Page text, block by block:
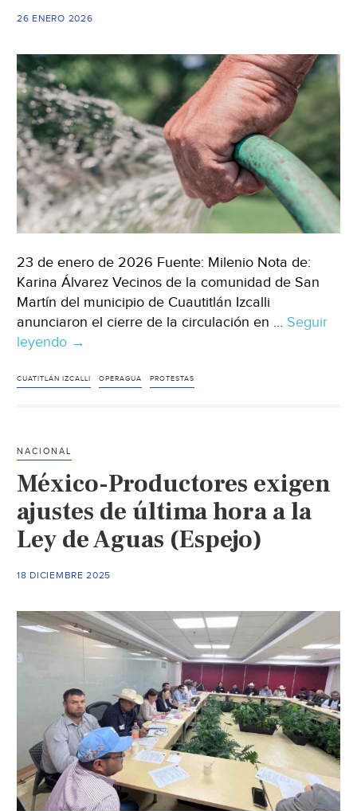
Chalco
(Diario
Basta)
26 ENERO 2026
23 de enero de 2026 Fuente: Milenio Nota de:
Karina Álvarez Vecinos de la comunidad de San
Martín del municipio de Cuautitlán Izcalli
anunciaron el cierre de la circulación en … Seguir
leyendo Edomex.-
bloqueo
Querétaro
este
26
de
2026
falta
de
agua
Cuautitlán
Izcalli
(Milenio)
→
CUATITLÁN IZCALLI OPERAGUA PROTESTAS
NACIONAL
México-Productores exigen
ajustes de última hora a la
Ley de Aguas (Espejo)
18 DICIEMBRE 2025